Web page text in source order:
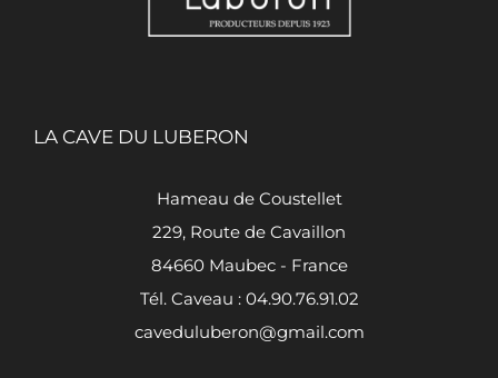
LA CAVE DU LUBERON
Hameau de Coustellet
229, Route de Cavaillon
84660 Maubec - France
Tél. Caveau : 04.90.76.91.02
caveduluberon@gmail.com